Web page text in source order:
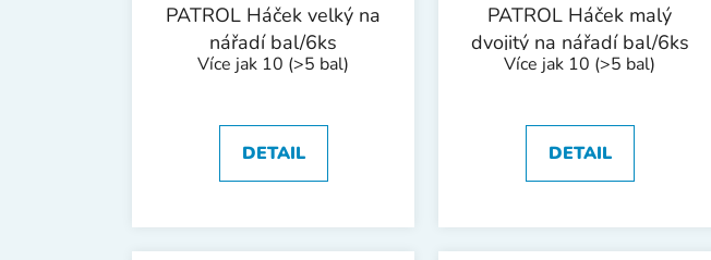
PATROL Háček velký na
nářadí bal/6ks
Více jak 10 (>5 bal)
DETAIL
PATROL Háček malý
dvojitý na nářadí bal/6ks
Více jak 10 (>5 bal)
DETAIL